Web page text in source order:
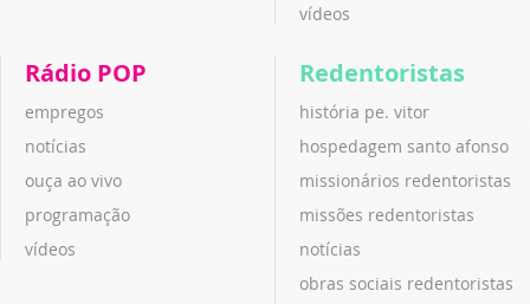
vídeos
Rádio POP
empregos
notícias
ouça ao vivo
programação
vídeos
Redentoristas
história pe. vitor
hospedagem santo afonso
missionários redentoristas
missões redentoristas
notícias
obras sociais redentoristas